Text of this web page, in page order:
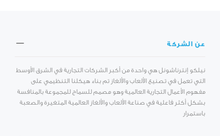
عن الشركة
نيلكو إنترناشونل هي واحدة من أكبر الشركات التجارية في الشرق الأوسط
التي تعمل في تصنيع الألعاب والألغاز تم بناء هيكلنا التنظيمي على
مفهوم الأعمال التجارية العالمية وهو مصمم للسماح للمجموعة بالمنافسة
بشكل أكثر فاعلية في صناعة الألعاب والألغاز العالمية المتغيرة والصعبة
باستمرار